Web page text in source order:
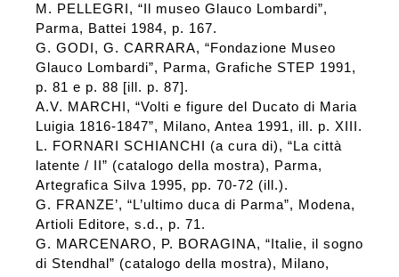
M. PELLEGRI, “Il museo Glauco Lombardi”,
Parma, Battei 1984, p. 167.
G. GODI, G. CARRARA, “Fondazione Museo
Glauco Lombardi”, Parma, Grafiche STEP 1991,
p. 81 e p. 88 [ill. p. 87].
A.V. MARCHI, “Volti e figure del Ducato di Maria
Luigia 1816-1847”, Milano, Antea 1991, ill. p. XIII.
L. FORNARI SCHIANCHI (a cura di), “La città
latente / II” (catalogo della mostra), Parma,
Artegrafica Silva 1995, pp. 70-72 (ill.).
G. FRANZE’, “L’ultimo duca di Parma”, Modena,
Artioli Editore, s.d., p. 71.
G. MARCENARO, P. BORAGINA, “Italie, il sogno
di Stendhal” (catalogo della mostra), Milano,